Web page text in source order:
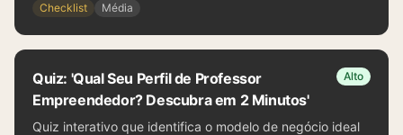
Checklist Média
Quiz: 'Qual Seu Perfil de Professor
Empreendedor? Descubra em 2 Minutos'
Alto
Quiz interativo que identifica o modelo de negócio ideal